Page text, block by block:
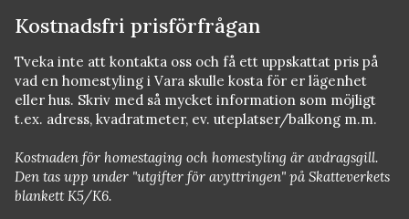
Kostnadsfri prisförfrågan
Tveka inte att kontakta oss och få ett uppskattat pris på
vad en homestyling i Vara skulle kosta för er lägenhet
eller hus. Skriv med så mycket information som möjligt
t.ex. adress, kvadratmeter, ev. uteplatser/balkong m.m.
Kostnaden för homestaging och homestyling är avdragsgill.
Den tas upp under "utgifter för avyttringen" på Skatteverkets
blankett K5/K6.